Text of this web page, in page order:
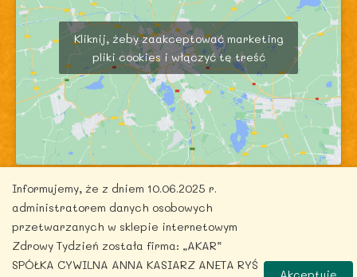
Kliknij, żeby zaakceptować marketing
pliki cookies i włączyć tę treść
Copyright © 2026 zdrowytydzien.pl | Powered by
Informujemy, że z dniem 10.06.2025 r.
administratorem danych osobowych
przetwarzanych w sklepie internetowym
Zdrowy Tydzień została firma: „AKAR”
SPÓŁKA CYWILNA ANNA KASIARZ ANETA RYŚ